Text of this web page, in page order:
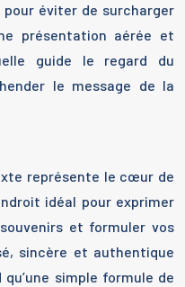
pour éviter de surcharger
présentation aérée et
guide le regard du
le message de la
représente le cœur de
idéal pour exprimer
et formuler vos
sincère et authentique
simple formule de